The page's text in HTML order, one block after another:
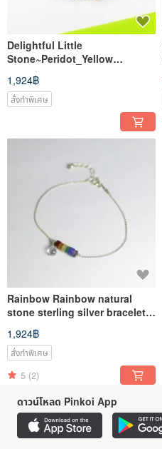
Delightful Little
Stone~Peridot_Yellow
Jade_Sterling Silver Stretch
Bracelet Peridot /Yellow Jade
1,924฿
สั่งทำพิเศษ
Rainbow Rainbow natural
stone sterling silver bracelet _
white crystal _ agate _ topaz _
Stone_ purple jade free
1,924฿
สั่งทำพิเศษ
5 (2)
ดาวน์โหลด Pinkoi App